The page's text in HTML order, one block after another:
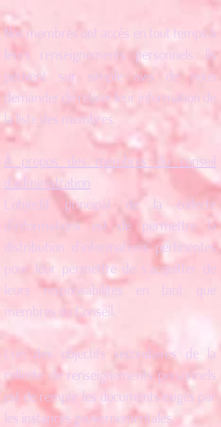
Nos membres ont accès en tout temps à
leurs renseignements personnels. Ils
peuvent sur simple avis de nous
demander de retirer leur information de
la liste des membres.
À propos des membres du conseil
d’administration
L’objectif principal de la collecte
d’informations est de permettre la
distribution d’informations pertinentes
pour leur permettre de s’acquitter de
leurs responsabilités en tant que
membres du Conseil.
L’un des objectifs secondaires de la
collecte de renseignements personnels
est de remplir les documents exigés par
les instances gouvernementales.